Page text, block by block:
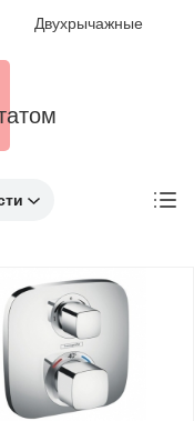
Двухрычажные